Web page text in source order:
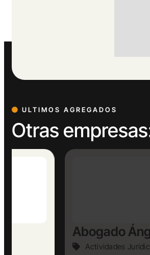
ULTIMOS AGREGADOS
Otras
Abogado Ángel López
Actividades Jurídicas